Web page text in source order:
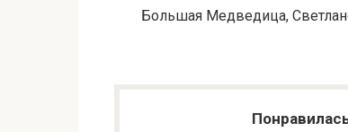
Большая Медведица,